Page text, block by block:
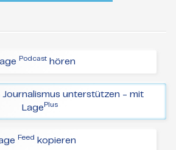
Podcasthören
Journalismus unterstützen - mit
Lage Plus
Feed kopieren